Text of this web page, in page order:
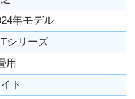
年モデル
シリーズ
用
ト